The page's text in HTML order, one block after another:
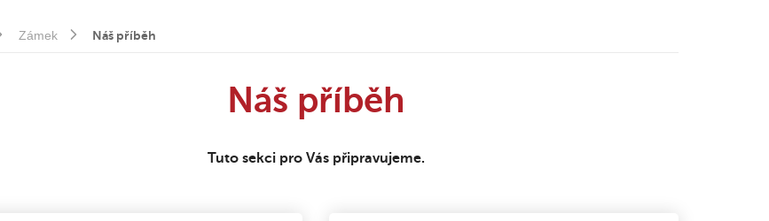
Zámek Náš příběh
Náš příběh
Tuto sekci pro Vás připravujeme.